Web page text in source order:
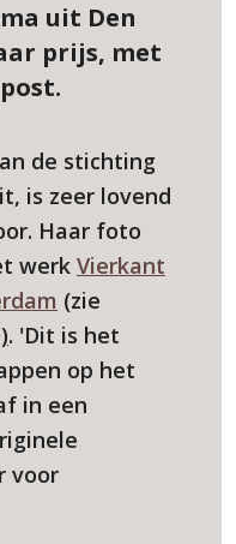
uit Den
prijs, met
de stichting
is zeer lovend
Haar foto
werk Vierkant
(zie
). 'Dit is het
op het
in een
voor